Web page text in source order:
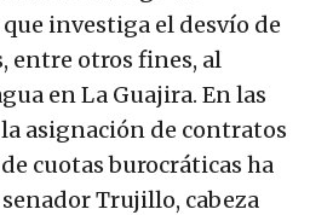
que investiga el desvío de
entre otros fines, al
en La Guajira. En las
asignación de contratos
cuotas burocráticas ha
Trujillo, cabeza